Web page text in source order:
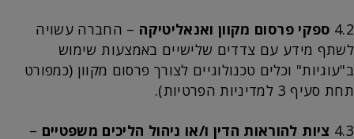
4.2 ספקי פרסום מקוון ואנאליטיקה – החברה עשויה
לשתף מידע עם צדדים שלישיים באמצעות שימוש
ב"עוגיות" וכלים טכנולוגיים לצורך פרסום מקוון (כמפורט
תחת סעיף 3 למדיניות הפרטיות).
4.3 ציות להוראות הדין ו/או ניהול הליכים משפטיים –